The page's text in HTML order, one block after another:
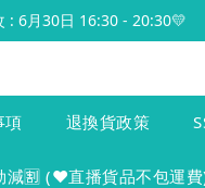
6月30日 16:30 - 20:30💛
項 退換貨政策
減🈹 (♥️直播貨品不包運